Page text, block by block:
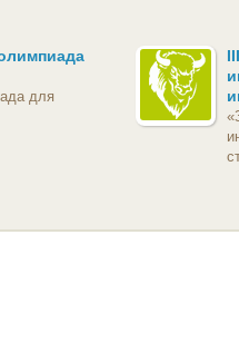
для